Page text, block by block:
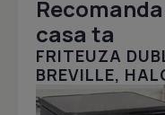
casa ta
FRITEUZA
BREVILLE,